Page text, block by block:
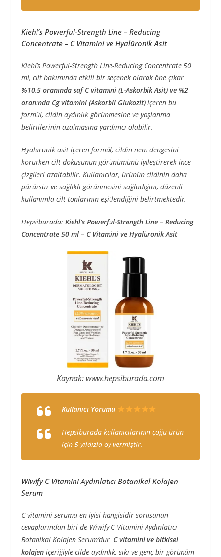
Kiehl’s Powerful-Strength Line – Reducing
Concentrate – C Vitamini ve Hyalüronik Asit
Kiehl’s Powerful-Strength Line-Reducing Concentrate 50
ml, cilt bakımında etkili bir seçenek olarak öne çıkar.
%10.5 oranında saf C vitamini (L-Askorbik Asit) ve %2
oranında Cg vitamini (Askorbil Glukozit)içeren bu
formül, cildin aydınlık görünmesine ve yaşlanma
belirtilerinin azalmasına yardımcı olabilir.
Hyalüronik asit içeren formül, cildin nem dengesini
korurken cilt dokusunun görünümünü iyileştirerek ince
çizgileri azaltabilir. Kullanıcılar, ürünün cildinin daha
pürüzsüz ve sağlıklı görünmesini sağladığını, düzenli
kullanımla cilt tonlarının eşitlendiğini belirtmektedir.
Hepsiburada: Kiehl’s Powerful-Strength Line – Reducing
Concentrate 50 ml – C Vitamini ve Hyalüronik Asit
Kaynak: www.hepsiburada.com
Kullanıcı Yorumu
Hepsiburada kullanıcılarının çoğu ürün
için 5 yıldızla oy vermiştir.
Wiwify C Vitamini Aydınlatıcı Botanikal Kolajen
Serum
C vitamini serumu en iyisi hangisidir sorusunun
cevaplarından biri de Wiwify C Vitamini Aydınlatıcı
Botanikal Kolajen Serum’dur. C vitamini ve bitkisel
kolajeniçeriğiyle cilde aydınlık, sıkı ve genç bir görünüm